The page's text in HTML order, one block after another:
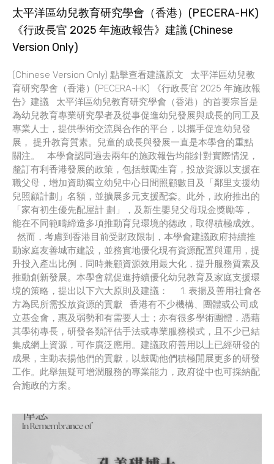
太平洋區幼兒教育研究學會（香港）(PECERA-HK)
《行政長官 2025 年施政報告》建議 (Chinese
Version Only)
(Chinese Version Only) 點擊查看建議原文 太平洋區幼兒教
育研究學會（香港）(PECERA-HK) 《行政長官 2025 年施政報
告》建議 太平洋區幼兒教育研究學會（香港）的首要宗旨是
為幼兒教育專業研究學者及從事促進幼兒發展與成長的同工及
專業人士，提供學術交流與合作的平台，以攜手促進幼兒發
展， 提升教育質素。兒童的成長與發展一直是本學會的重點
關注。 本學會認同過去兩年的施政報告均能針對實際情況，
釐訂有利香港發展的政策，包括鼓勵生育，投放資源以支援在
職父母，增加資助獨立幼兒中心日間照顧數目及「鄰里支援幼
兒照顧計劃」名額，並擴展多元支援配套。此外，政府推出的
「家有初生優先配屋計 劃」，及新生嬰兒父母現金獎勵等，
能在不同範疇締造多項推動育兒環境的德政，取得積極成效。
然而，考慮到香港目前受財政限制，本學會建議政府持續推
動家庭友善城市建設，並務實地優化現有資源配置與運用，提
升投入產出比例，同時兼顧資源效用最大化，提升服務質素及
推動創新發展。本學會就促進持續優化幼兒教育及家庭支援環
境的策略，提出以下六大原則及建議： 1. 表揚及善用社會各
方為民所需投放資源的貢獻 香港有不少機構、團體或公司成
立基金會，惠及弱勢和有需要人士；亦有很多學術團體，憑藉
其學術專長，研發各類評估手法或專業服務模式，且不少已結
集成網上資源，可作廣泛應用。建議政府善用以上已經研發的
成果，主動表揚他們的貢獻，以鼓勵他們積極開展更多的研發
工作。此舉無疑可增潤服務的專業能力，政府從中也可採納配
合施政的方案。